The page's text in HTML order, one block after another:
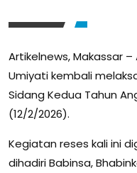
Artikelnews, Makassar –
Umiyati kembali
Sidang Kedua Tahun
(12/2/2026).
Kegiatan reses kali ini
dihadiri Babinsa,